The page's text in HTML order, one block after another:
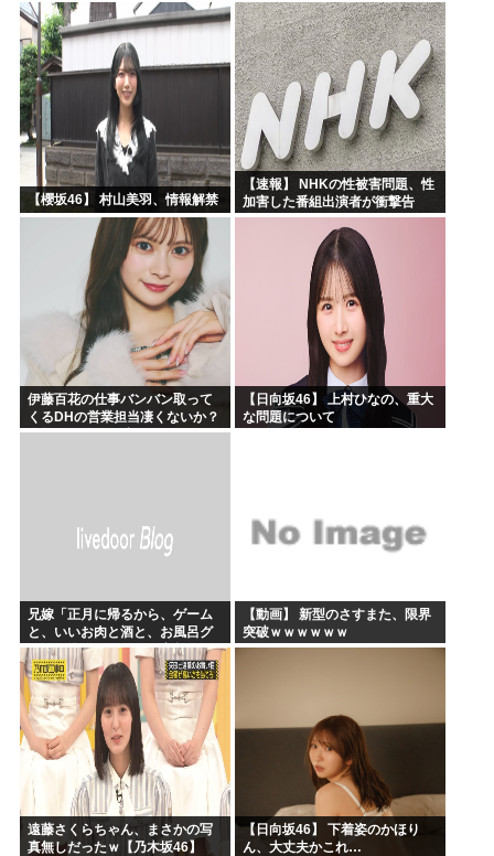
数年後、そのツケが一気に回っ
てきて…
【櫻坂46】 村山美羽、情報解禁
【速報】 NHKの性被害問題、性
加害した番組出演者が衝撃告
白！
伊藤百花の仕事バンバン取って
くるDHの営業担当凄くないか？
今年のボーナス凄いことになり
【日向坂46】 上村ひなの、重大
な問題について
兄嫁「正月に帰るから、ゲーム
と、いいお肉と酒と、お風呂グ
ッズの準備しとけよ」寝起きの
私「知るかボケ」兄嫁「キィィ
ィィー！！！！」私「あ…」
【動画】 新型のさすまた、限界
突破ｗｗｗｗｗｗ
遠藤さくらちゃん、まさかの写
真無しだったｗ【乃木坂46】
【日向坂46】 下着姿のかほり
ん、大丈夫かこれ…